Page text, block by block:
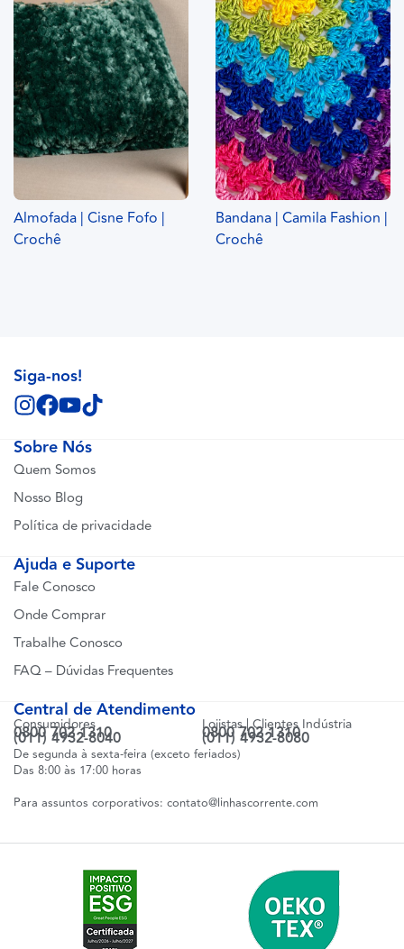
Almofada | Cisne Fofo |
Crochê
Bandana | Camila Fashion |
Crochê
Sobre Nós
Quem Somos
Nosso Blog
Política de privacidade
Ajuda e Suporte
Fale Conosco
Onde Comprar
Trabalhe Conosco
FAQ – Dúvidas Frequentes
Central de Atendimento
Consumidores
0800 702 1310
(011) 4932-8040
Lojistas | Clientes Indústria
0800 702 1310
(011) 4932-8080
De segunda à sexta-feira (exceto feriados)
Das 8:00 às 17:00 horas
Para assuntos corporativos: contato@linhascorrente.com
Siga-nos!